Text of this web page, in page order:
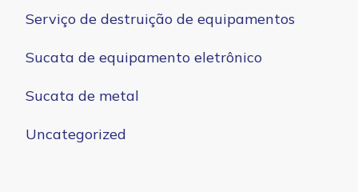
Serviço de destruição de equipamentos
Sucata de equipamento eletrônico
Sucata de metal
Uncategorized